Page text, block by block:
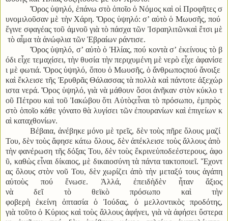
Ὄρος ὑψηλό, ἐπάνω στὸ ὁποῖο ὁ Νόμος καὶ οἱ Προφῆτες σ
υνομιλοῦσαν μὲ τὴν Χάρη.Ὄρος ὑψηλό: σ’αὐτὸ ὁ Μωυσῆς,πού
ἔγινε σφαγέας τοῦ ἀμνοῦ γιὰ τὸ πάσχα τῶν Ἰσραηλιτῶνκαὶ ἔτσι μὲ
τὸ αἷμα τὰ ἀνώφλια τῶν Ἑβραίων ράντισε.
Ὄρος ὑψηλό, σ’αὐτὸ ὁ Ἠλίας,πού κοντὰ σ’ἐκείνους τὸ β
όδι εἶχε τεμαχίσει,τὴν θυσία τὴν περιχυμένη μὲ νερὸ εἶχε ἀφανίσε
ι μὲ φωτιά.Ὄρος ὑψηλό, ὅπου ὁ Μωυσῆς, ὁ ἄνθρωποςπού ἄνοιξε
καὶ ἔκλεισε τῆς Ἐρυθρᾶς Θάλασσας τὰ πολλὰ καὶ πάντοτε ἀξεχώρ
ιστα νερά.Ὄρος ὑψηλό,γιὰ νὰ μάθουν ὅσοι ἀνῆκαν στὸν κύκλο τ
οῦ Πέτρου καὶ τοῦ Ἰακώβου ὅτι Αὐτὸςεἶναι τὸ πρόσωπο,ἐμπρὸς
στὸ ὁποῖο κάθε γόνατο θὰ λυγίσει τῶν ἐπουρανίων καὶ ἐπιγείων κ
αὶ καταχθονίων.
Βέβαια, ἀνέβηκε μόνο μὲ τρεῖς, δὲν τοὺς πῆρε ὅλους μαζί
Του,δὲν τοὺς ἄφησε κάτω ὅλους, δὲν ἀπέκλεισε τοὺς ἄλλους ἀπὸ
τὴν φανέρωση τῆς δόξας Του, δὲν τοὺς ἔκρινεὑποδεέστερους, ἀφο
ῦ, καθὼς εἶναι δίκαιος, μὲ δικαιοσύνη τὰ πάντα τακτοποιεῖ.Ἔχοντ
ας ὅλους στὸν νοῦ Του, δὲν χωρίζει ἀπὸ τὴν μεταξύ τους ἀγάπη
αὐτοὺς πού ἕνωσε. Ἀλλά, ἐπειδὴδὲν ἦταν ἄξιος
νὰ δεῖ τὸ θεϊκὸ πρόσωπο καὶ τὴν
φοβερὴ ἐκείνη ὀπτασία ὁ Ἰούδας, ὁ μελλοντικὸς προδότης,
γιὰ τοῦτο ὁ Κύριος καὶ τοὺς ἄλλους ἀφήνει, γιὰ νὰ ἀφήσει ὕστερα